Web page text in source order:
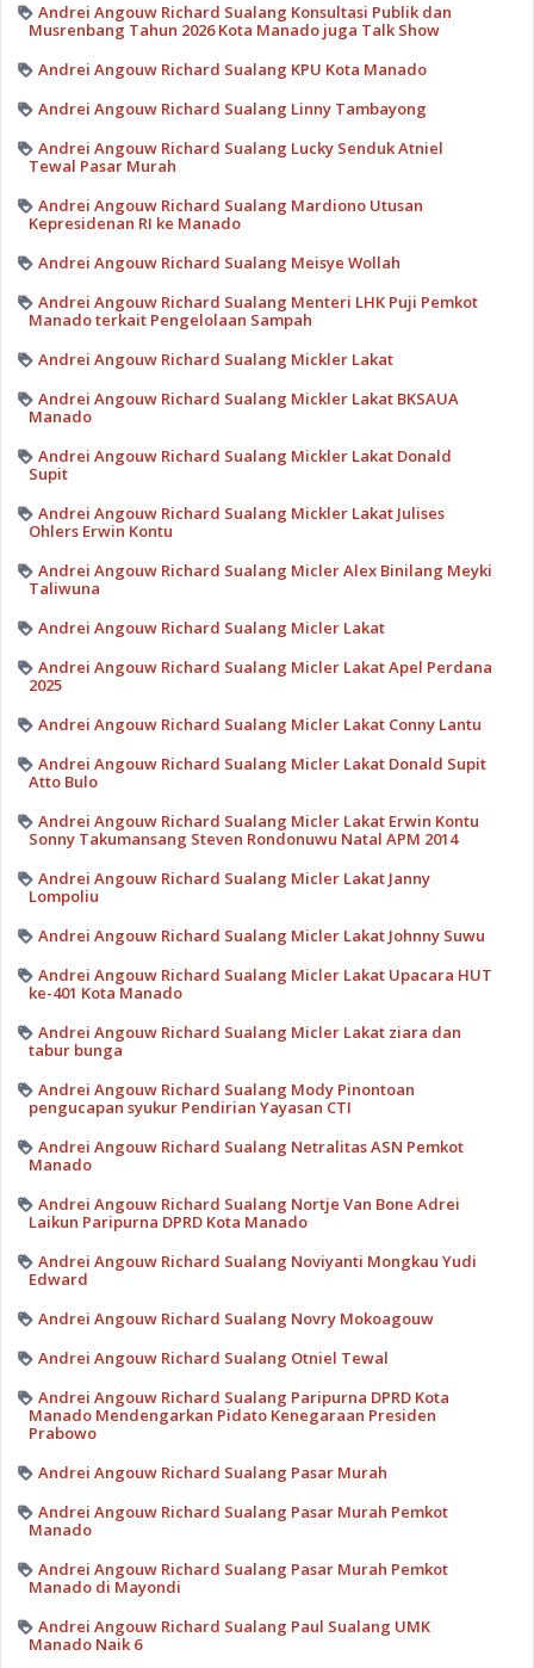
Andrei Angouw Richard Sualang Konsultasi Publik dan
Musrenbang Tahun 2026 Kota Manado juga Talk Show
Andrei Angouw Richard Sualang KPU Kota Manado
Andrei Angouw Richard Sualang Linny Tambayong
Andrei Angouw Richard Sualang Lucky Senduk Atniel
Tewal Pasar Murah
Andrei Angouw Richard Sualang Mardiono Utusan
Kepresidenan RI ke Manado
Andrei Angouw Richard Sualang Meisye Wollah
Andrei Angouw Richard Sualang Menteri LHK Puji Pemkot
Manado terkait Pengelolaan Sampah
Andrei Angouw Richard Sualang Mickler Lakat
Andrei Angouw Richard Sualang Mickler Lakat BKSAUA
Manado
Andrei Angouw Richard Sualang Mickler Lakat Donald
Supit
Andrei Angouw Richard Sualang Mickler Lakat Julises
Ohlers Erwin Kontu
Andrei Angouw Richard Sualang Micler Alex Binilang Meyki
Taliwuna
Andrei Angouw Richard Sualang Micler Lakat
Andrei Angouw Richard Sualang Micler Lakat Apel Perdana
2025
Andrei Angouw Richard Sualang Micler Lakat Conny Lantu
Andrei Angouw Richard Sualang Micler Lakat Donald Supit
Atto Bulo
Andrei Angouw Richard Sualang Micler Lakat Erwin Kontu
Sonny Takumansang Steven Rondonuwu Natal APM 2014
Andrei Angouw Richard Sualang Micler Lakat Janny
Lompoliu
Andrei Angouw Richard Sualang Micler Lakat Johnny Suwu
Andrei Angouw Richard Sualang Micler Lakat Upacara HUT
ke-401 Kota Manado
Andrei Angouw Richard Sualang Micler Lakat ziara dan
tabur bunga
Andrei Angouw Richard Sualang Mody Pinontoan
pengucapan syukur Pendirian Yayasan CTI
Andrei Angouw Richard Sualang Netralitas ASN Pemkot
Manado
Andrei Angouw Richard Sualang Nortje Van Bone Adrei
Laikun Paripurna DPRD Kota Manado
Andrei Angouw Richard Sualang Noviyanti Mongkau Yudi
Edward
Andrei Angouw Richard Sualang Novry Mokoagouw
Andrei Angouw Richard Sualang Otniel Tewal
Andrei Angouw Richard Sualang Paripurna DPRD Kota
Manado Mendengarkan Pidato Kenegaraan Presiden
Prabowo
Andrei Angouw Richard Sualang Pasar Murah
Andrei Angouw Richard Sualang Pasar Murah Pemkot
Manado
Andrei Angouw Richard Sualang Pasar Murah Pemkot
Manado di Mayondi
Andrei Angouw Richard Sualang Paul Sualang UMK
Manado Naik 6